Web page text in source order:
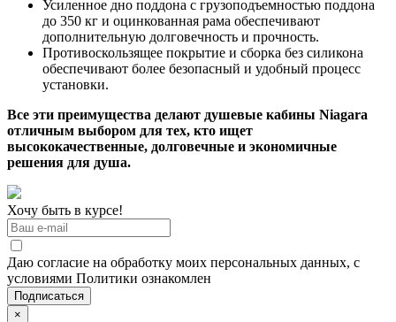
Усиленное дно поддона с грузоподъемностью поддона
до 350 кг и оцинкованная рама обеспечивают
дополнительную долговечность и прочность.
Противоскользящее покрытие и сборка без силикона
обеспечивают более безопасный и удобный процесс
установки.
Все эти преимущества делают душевые кабины Niagara
отличным выбором для тех, кто ищет
высококачественные, долговечные и экономичные
решения для душа.
Хочу быть в курсе!
Даю согласие на обработку моих персональных данных, с
условиями Политики ознакомлен
×